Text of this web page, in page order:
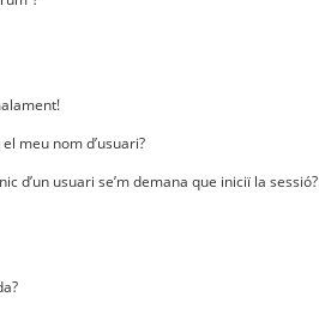
meu nom d’usuari?
d’un usuari se’m demana que iniciï la sessió?